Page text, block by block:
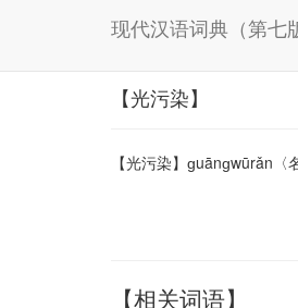
现代汉语词典（第七
【光污染】
【光污染】ɡuānɡwūrǎn
【相关词语】